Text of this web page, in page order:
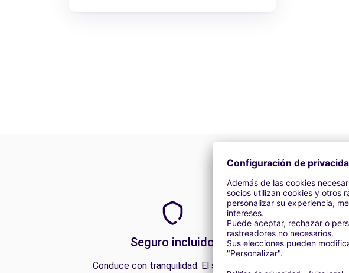
Seguro incluido
Conduce con tranquilidad. El seguro de